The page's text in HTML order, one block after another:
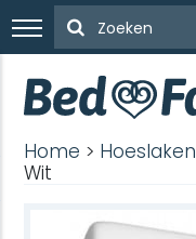
Home > Hoeslaken
Wit